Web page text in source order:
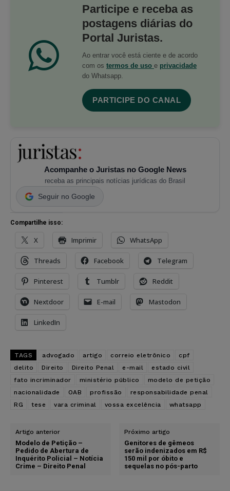
Participe e receba as
postagens diárias do
Portal Juristas.
Ao entrar você está ciente e de acordo
com os termos de uso e privacidade
do Whatsapp.
PARTICIPE DO CANAL
Acompanhe o Juristas no Google News
receba as principais notícias jurídicas do Brasil
Seguir no Google
Compartilhe isso:
X Imprimir WhatsApp
Threads Facebook Telegram
Pinterest Tumblr Reddit
Nextdoor E-mail Mastodon
LinkedIn
TAGS advogado artigo correio eletrônico
cpf
delito
Direito Direito Penal e-mail
estado civil
fato incriminador
ministério público
modelo de petição
nacionalidade
OAB profissão
responsabilidade penal
RG
tese vara criminal vossa excelência whatsapp
Artigo anterior
Modelo de Petição –
Pedido de Abertura de
Inquérito Policial – Notícia
Crime – Direito Penal
Próximo artigo
Genitores de gêmeos
serão indenizados em R$
150 mil por óbito e
sequelas no pós-parto